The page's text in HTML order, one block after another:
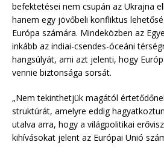
befektetései nem csupán az Ukrajna
hanem egy jövőbeli konfliktus
Európa számára. Mindeközben az
inkább az indiai-csendes-óceáni
hangsúlyát, ami azt jelenti, hogy
vennie biztonsága sorsát.
„Nem tekinthetjük magától
struktúrát, amelyre eddig
utalva arra, hogy a világpolitikai
kihívásokat jelent az Európai Unió